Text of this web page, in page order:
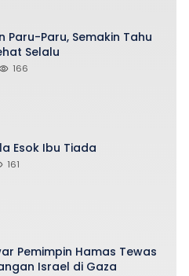
Paru-Paru, Semakin Tahu
Selalu
166
Esok Ibu Tiada
161
Pemimpin Hamas Tewas
Israel di Gaza